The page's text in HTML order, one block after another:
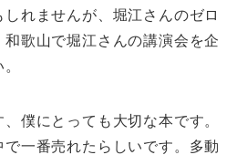
れませんが、堀江さんのゼロ
歌山で堀江さんの講演会を企
僕にとっても大切な本です。
で一番売れたらしいです。多動